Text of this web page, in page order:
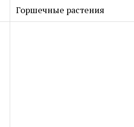
Горшечные растения